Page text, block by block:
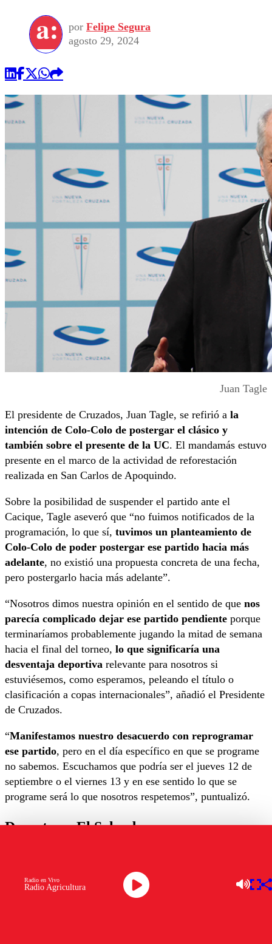
por Felipe Segura
agosto 29, 2024
Juan Tagle
El presidente de Cruzados, Juan Tagle, se refirió a la
intención de Colo-Colo de postergar el clásico y
también sobre el presente de la UC. El mandamás estuvo
presente en el marco de la actividad de reforestación
realizada en San Carlos de Apoquindo.
Sobre la posibilidad de suspender el partido ante el
Cacique, Tagle aseveró que “no fuimos notificados de la
programación, lo que sí, tuvimos un planteamiento de
Colo-Colo de poder postergar ese partido hacia más
adelante, no existió una propuesta concreta de una fecha,
pero postergarlo hacia más adelante”.
“Nosotros dimos nuestra opinión en el sentido de que nos
parecía complicado dejar ese partido pendiente porque
terminaríamos probablemente jugando la mitad de semana
hacia el final del torneo, lo que significaría una
desventaja deportiva relevante para nosotros si
estuviésemos, como esperamos, peleando el título o
clasificación a copas internacionales”, añadió el Presidente
de Cruzados.
“Manifestamos nuestro desacuerdo con reprogramar
ese partido, pero en el día específico en que se programe
no sabemos. Escuchamos que podría ser el jueves 12 de
septiembre o el viernes 13 y en ese sentido lo que se
programe será lo que nosotros respetemos”, puntualizó.
Derrota en El Salvador
el equipo sintió el desgaste, un poco lo que
dijimos nosotros que podía ocurrir, de tener partido
domingo, miércoles en El Salvador, después sábado acá
Radio Agricultura
Radio en Vivo